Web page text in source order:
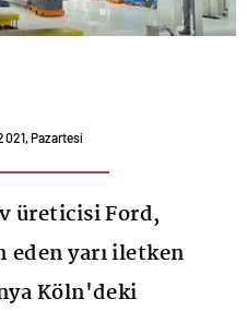
Pazartesi
üreticisi Ford,
eden yarı iletken
Köln'deki